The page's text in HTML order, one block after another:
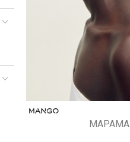
МАРАМА